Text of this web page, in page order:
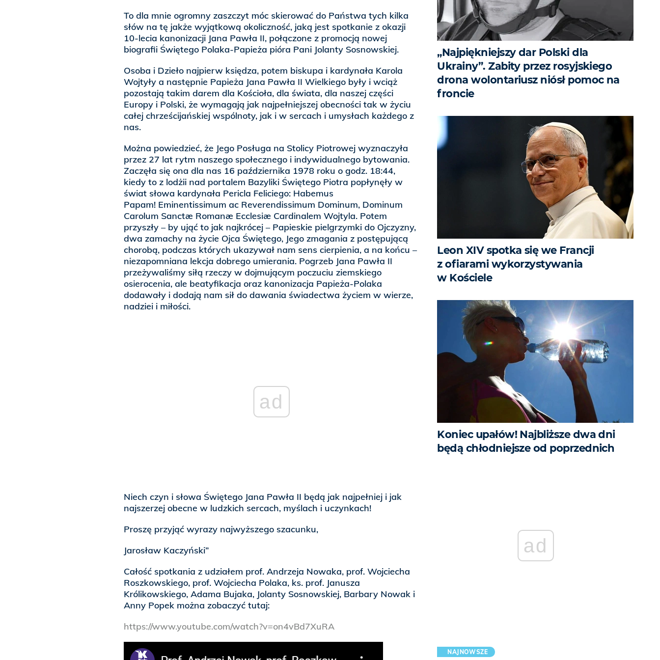
To dla mnie ogromny zaszczyt móc skierować do Państwa tych kilka
słów na tę jakże wyjątkową okoliczność, jaką jest spotkanie z okazji
10-lecia kanonizacji Jana Pawła II, połączone z promocją nowej
biografii Świętego Polaka-Papieża pióra Pani Jolanty Sosnowskiej.
Osoba i Dzieło najpierw księdza, potem biskupa i kardynała Karola
Wojtyły a następnie Papieża Jana Pawła II Wielkiego były i wciąż
pozostają takim darem dla Kościoła, dla świata, dla naszej części
Europy i Polski, że wymagają jak najpełniejszej obecności tak w życiu
całej chrześcijańskiej wspólnoty, jak i w sercach i umysłach każdego z
nas.
Można powiedzieć, że Jego Posługa na Stolicy Piotrowej wyznaczyła
przez 27 lat rytm naszego społecznego i indywidualnego bytowania.
Zaczęła się ona dla nas 16 października 1978 roku o godz. 18:44,
kiedy to z lodżii nad portalem Bazyliki Świętego Piotra popłynęły w
świat słowa kardynała Pericla Feliciego: Habemus
Papam! Eminentissimum ac Reverendissimum Dominum, Dominum
Carolum Sanctæ Romanæ Ecclesiæ Cardinalem Wojtyla. Potem
przyszły – by ująć to jak najkrócej – Papieskie pielgrzymki do Ojczyzny,
dwa zamachy na życie Ojca Świętego, Jego zmagania z postępującą
chorobą, podczas których ukazywał nam sens cierpienia, a na końcu –
niezapomniana lekcja dobrego umierania. Pogrzeb Jana Pawła II
przeżywaliśmy siłą rzeczy w dojmującym poczuciu ziemskiego
osierocenia, ale beatyfikacja oraz kanonizacja Papieża-Polaka
dodawały i dodają nam sił do dawania świadectwa życiem w wierze,
nadziei i miłości.
ad
Niech czyn i słowa Świętego Jana Pawła II będą jak najpełniej i jak
najszerzej obecne w ludzkich sercach, myślach i uczynkach!
Proszę przyjąć wyrazy najwyższego szacunku,
Jarosław Kaczyński”
Całość spotkania z udziałem prof. Andrzeja Nowaka, prof. Wojciecha
Roszkowskiego, prof. Wojciecha Polaka, ks. prof. Janusza
Królikowskiego, Adama Bujaka, Jolanty Sosnowskiej, Barbary Nowak i
Anny Popek można zobaczyć tutaj:
https://www.youtube.com/watch?v=on4vBd7XuRA
„Najpiękniejszy dar Polski dla
Ukrainy”. Zabity przez rosyjskiego
drona wolontariusz niósł pomoc na
froncie
Leon XIV spotka się we Francji
z ofiarami wykorzystywania
w Kościele
Koniec upałów! Najbliższe dwa dni
będą chłodniejsze od poprzednich
ad
NAJNOWSZE